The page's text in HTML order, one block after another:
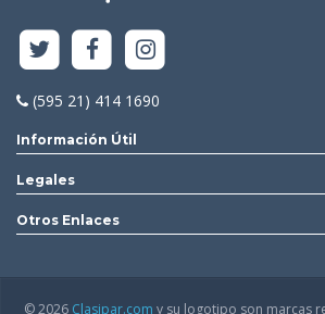
(595 21) 414 1690
Información Útil
Legales
Otros Enlaces
© 2026 Clasipar.com y su logotipo son marcas